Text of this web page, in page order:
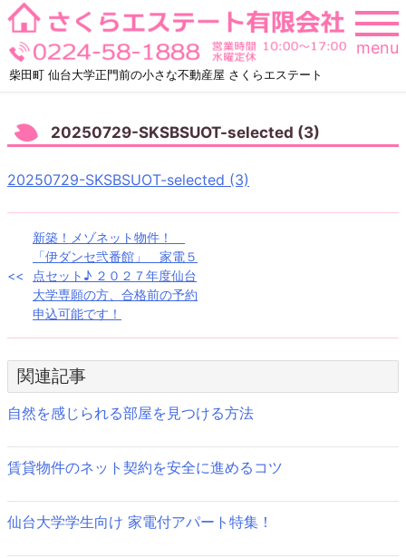
Skip
to
content
柴田町 仙台大学正門前の小さな不動産屋 さくらエステート
menu
20250729-SKSBSUOT-selected (3)
20250729-SKSBSUOT-selected (3)
稿
ビ
ゲ
ー
ョ
ン
新築！メゾネット物件！
「伊ダンセ弐番館」 家電５
点セット♪ ２０２７年度仙台
大学専願の方、合格前の予約
申込可能です！
関連記事
自然を感じられる部屋を見つける方法
賃貸物件のネット契約を安全に進めるコツ
仙台大学学生向け 家電付アパート特集！